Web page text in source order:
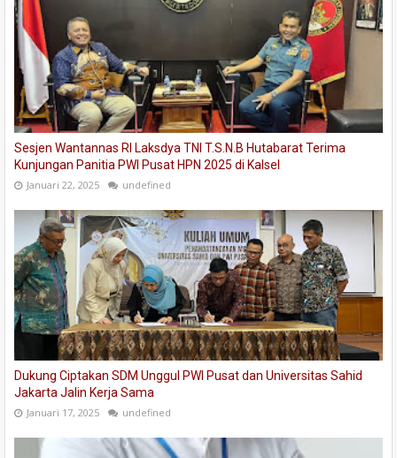
Sesjen Wantannas RI Laksdya TNI T.S.N.B Hutabarat Terima
Kunjungan Panitia PWI Pusat HPN 2025 di Kalsel
Januari 22, 2025 undefined
Dukung Ciptakan SDM Unggul PWI Pusat dan Universitas Sahid
Jakarta Jalin Kerja Sama
Januari 17, 2025 undefined